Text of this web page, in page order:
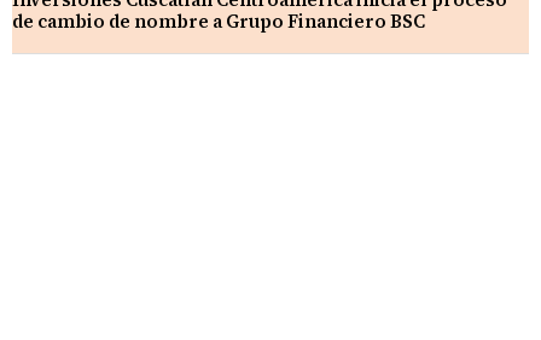
de cambio de nombre a Grupo Financiero BSC